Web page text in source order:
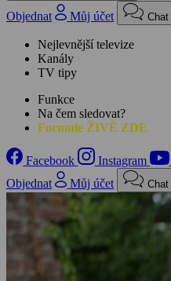
Objednat Můj účet Chat
Nejlevnější televize
Kanály
TV tipy
Funkce
Na čem sledovat?
Formule ŽIVĚ ZDE
Facebook Instagram
Objednat
Můj účet Chat